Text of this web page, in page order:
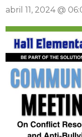
abril 11, 2024 @